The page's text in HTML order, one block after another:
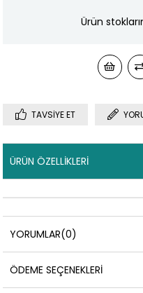
Ürün
TAVSIYE ET
ÜRÜN ÖZELLIKLERI
YORUMLAR(0)
ÖDEME SEÇENEKLERI